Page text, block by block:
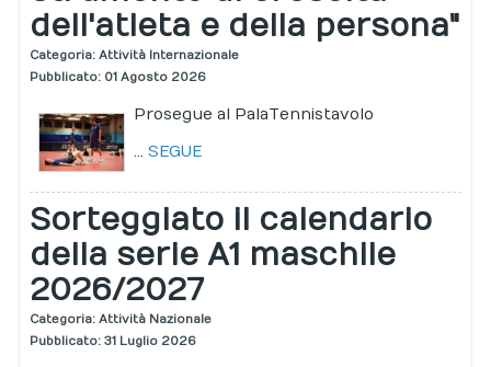
dell'atleta e della persona"
Categoria:Attività Internazionale
Pubblicato: 01 Agosto 2026
Prosegue al PalaTennistavolo
...SEGUE
Sorteggiato il calendario
della serie A1 maschile
2026/2027
Categoria:Attività Nazionale
Pubblicato: 31 Luglio 2026